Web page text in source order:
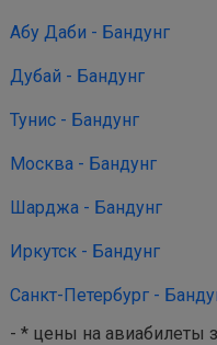
Абу Даби - Бандунг
Дубай - Бандунг
Тунис - Бандунг
Москва - Бандунг
Шарджа - Бандунг
Иркутск - Бандунг
Санкт-Петербург -
- * цены на авиабилеты